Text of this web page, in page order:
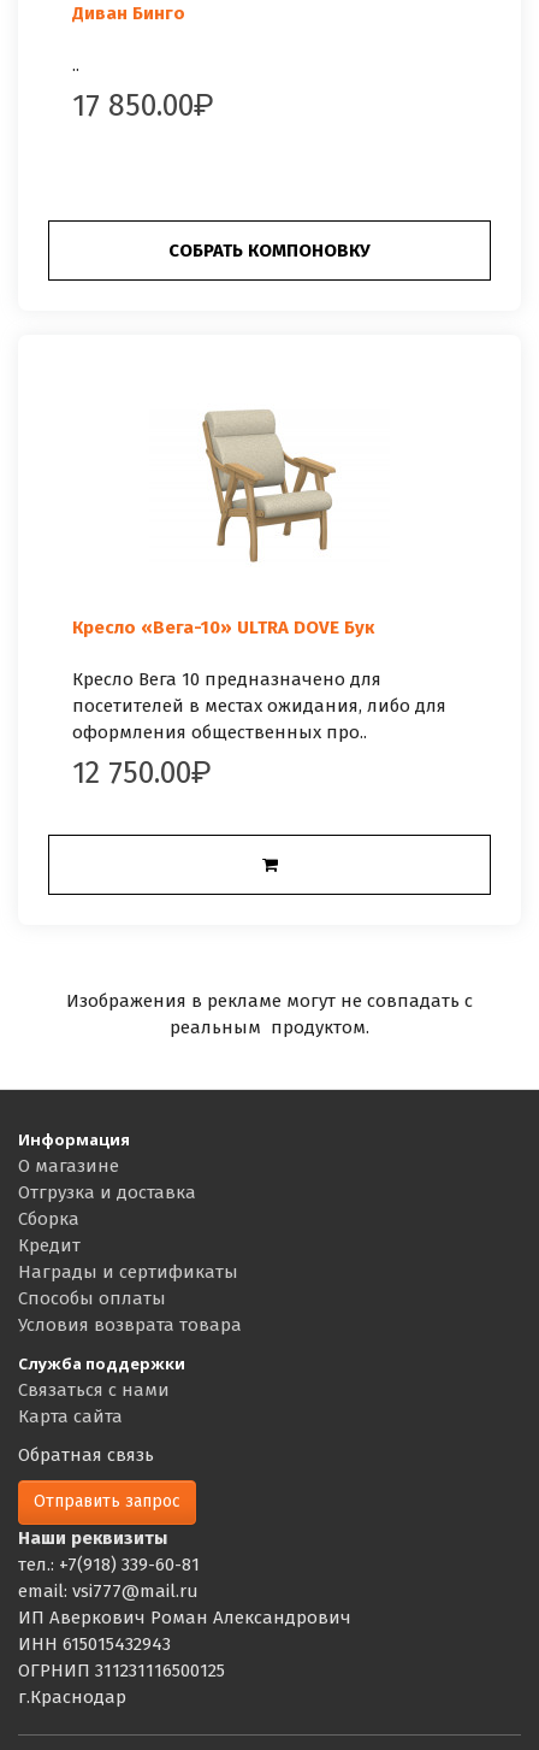
Диван Бинго
..
17 850.00
СОБРАТЬ КОМПОНОВКУ
Кресло «Вега-10» ULTRA DOVE Бук
Кресло Вега 10 предназначено для
посетителей в местах ожидания, либо для
оформления общественных про..
12 750.00
Изображения в рекламе могут не совпадать с
реальным продуктом.
Информация
О магазине
Отгрузка и доставка
Сборка
Кредит
Награды и сертификаты
Способы оплаты
Условия возврата товара
Служба поддержки
Связаться с нами
Карта сайта
Обратная связь
Отправить запрос
Наши реквизиты
тел.: +7(918) 339-60-81
email: vsi777@mail.ru
ИП Аверкович Роман Александрович
ИНН 615015432943
ОГРНИП 311231116500125
г.Краснодар